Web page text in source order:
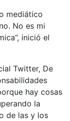
mediático
No es mi
inició el
Twitter, De
hay cosas
la
de las y los